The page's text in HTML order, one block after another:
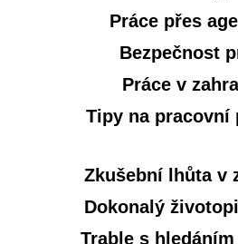
Práce přes
Bezpečnost
Práce v
Tipy na pracovní
Zkušební lhůta v
Dokonalý
Trable s